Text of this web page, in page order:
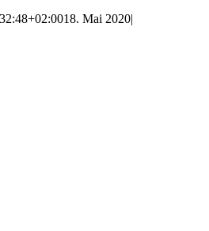
18. Mai 2020|